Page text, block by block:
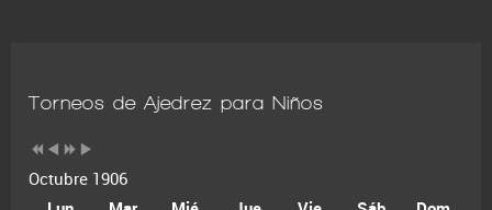
Torneos de Ajedrez para Niños
Octubre 1906